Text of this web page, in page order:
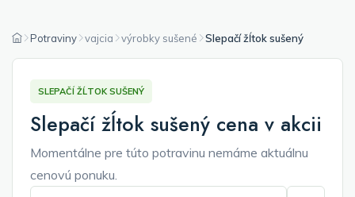
Potraviny vajcia výrobky sušené Slepačí žĺtok sušený
SLEPAČÍ ŽĹTOK SUŠENÝ
Slepačí žĺtok sušený cena v akcii
Momentálne pre túto potravinu nemáme aktuálnu
cenovú ponuku.